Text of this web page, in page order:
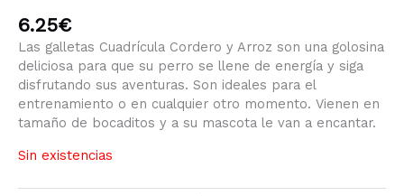
6.25€
Las galletas Cuadrícula Cordero y Arroz son una golosina
deliciosa para que su perro se llene de energía y siga
disfrutando sus aventuras. Son ideales para el
entrenamiento o en cualquier otro momento. Vienen en
tamaño de bocaditos y a su mascota le van a encantar.
Sin existencias